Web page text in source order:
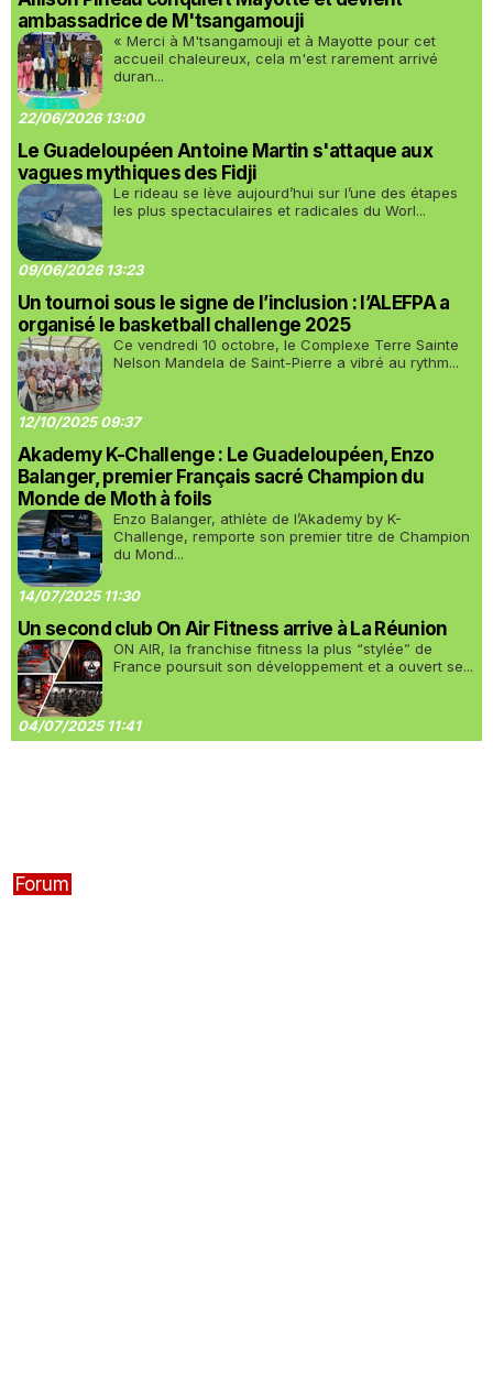
ambassadrice de M'tsangamouji
« Merci à M'tsangamouji et à Mayotte pour cet
accueil chaleureux, cela m'est rarement arrivé
duran...
22/06/2026 13:00
Le Guadeloupéen Antoine Martin s'attaque aux
vagues mythiques des Fidji
Le rideau se lève aujourd’hui sur l’une des étapes
les plus spectaculaires et radicales du Worl...
09/06/2026 13:23
Un tournoi sous le signe de l’inclusion : l’ALEFPA a
organisé le basketball challenge 2025
Ce vendredi 10 octobre, le Complexe Terre Sainte
Nelson Mandela de Saint-Pierre a vibré au rythm...
12/10/2025 09:37
Akademy K-Challenge : Le Guadeloupéen, Enzo
Balanger, premier Français sacré Champion du
Monde de Moth à foils
Enzo Balanger, athlète de l’Akademy by K-
Challenge, remporte son premier titre de Champion
du Mond...
14/07/2025 11:30
Un second club On Air Fitness arrive à La Réunion
ON AIR, la franchise fitness la plus “stylée” de
France poursuit son développement et a ouvert se...
04/07/2025 11:41
Forum